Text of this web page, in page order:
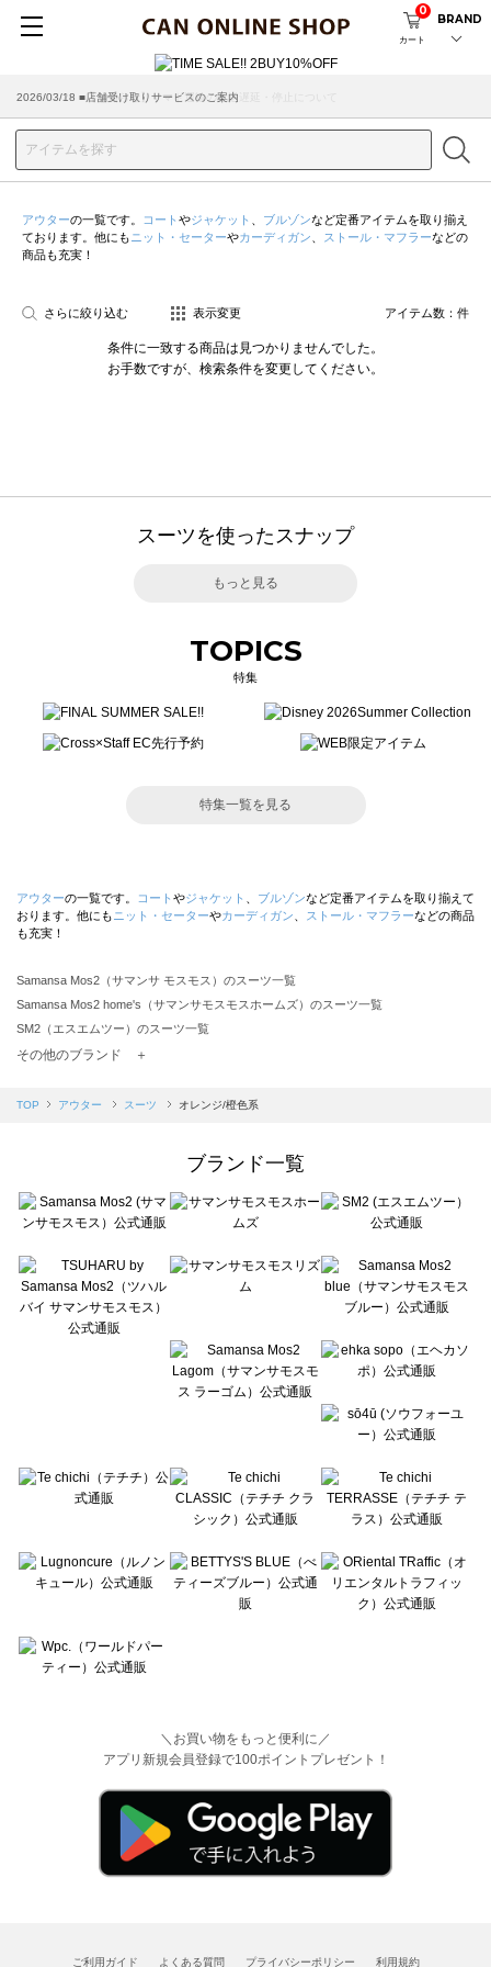
カート
0
BRAND
2026/07/29 ■【お知らせ】ヤマト運輸の配送遅延・停止について
2026/03/18 ■店舗受け取りサービスのご案内
アウターの一覧です。 コート やジャケット ブルゾンなど定番アイテムを取り揃え
ております。他にも ニット・セーターやカーディガン ストール・マフラーなどの
商品も充実！
さらに絞り込む 表示変更 アイテム数： 件
条件に一致する商品は見つかりませんでした。
お手数ですが、検索条件を変更してください。
スーツを使ったスナップ
もっと見る
TOPICS
特集
特集一覧を見る
アウターの一覧です。 コート やジャケット ブルゾンなど定番アイテムを取り揃えて
おります。他にも ニット・セーターやカーディガン ストール・マフラーなどの商品
も充実！
Samansa Mos2（サマンサ モスモス）のスーツ一覧
Samansa Mos2 home's（サマンサモスモスホームズ）のスーツ一覧
SM2（エスエムツー）のスーツ一覧
TSUHARU by Samansa Mos2（ツハルバイサマンサモスモス）のスーツ一覧
Samansa Mos2 blue（サマンサモスモス ブルー）のスーツ一覧
sō4ū（ソウフォーユー）のスーツ一覧
Te chichi（テチチ）のスーツ一覧
Te chichi CLASSIC（テチチ クラシック）のスーツ一覧
Lugnoncure（ルノンキュール）のスーツ一覧
BETTY'S BLUE（べティーズブルー）のスーツ一覧
Wpc.（ワールドパーティー）のスーツ一覧
その他のブランド ＋
TOP アウター スーツ オレンジ/橙色系
ブランド一覧
＼お買い物をもっと便利に／
アプリ新規会員登録で100ポイントプレゼント！
ご利用ガイド よくある質問 プライバシーポリシー 利用規約